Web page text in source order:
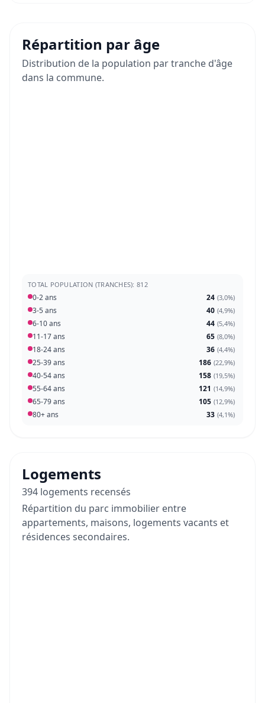
Répartition par âge
Distribution de la population par tranche d'âge
dans la commune.
TOTAL POPULATION (TRANCHES): 812
0-2 ans 24 (3,0%)
3-5 ans 40 (4,9%)
6-10 ans 44 (5,4%)
11-17 ans 65 (8,0%)
18-24 ans 36 (4,4%)
25-39 ans 186 (22,9%)
40-54 ans 158 (19,5%)
55-64 ans 121 (14,9%)
65-79 ans 105 (12,9%)
80+ ans 33 (4,1%)
Logements
394 logements recensés
Répartition du parc immobilier entre
appartements, maisons, logements vacants et
résidences secondaires.